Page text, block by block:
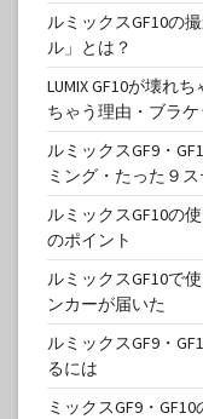
ルミックスGF10の
ル」とは？
LUMIX GF10が壊れ
ちゃう理由・ブラ
ルミックスGF9・
ミング・たった９
ルミックスGF10の
のポイント
ルミックスGF10で
ンカーが届いた
ルミックスGF9・
るには
ミックスGF9・